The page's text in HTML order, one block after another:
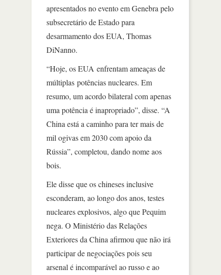
apresentados no evento em Genebra pelo
subsecretário de Estado para
desarmamento dos EUA, Thomas
DiNanno.
“Hoje, os EUA enfrentam ameaças de
múltiplas potências nucleares. Em
resumo, um acordo bilateral com apenas
uma potência é inapropriado”, disse. “A
China está a caminho para ter mais de
mil ogivas em 2030 com apoio da
Rússia”, completou, dando nome aos
bois.
Ele disse que os chineses inclusive
esconderam, ao longo dos anos, testes
nucleares explosivos, algo que Pequim
nega. O Ministério das Relações
Exteriores da China afirmou que não irá
participar de negociações pois seu
arsenal é incomparável ao russo e ao